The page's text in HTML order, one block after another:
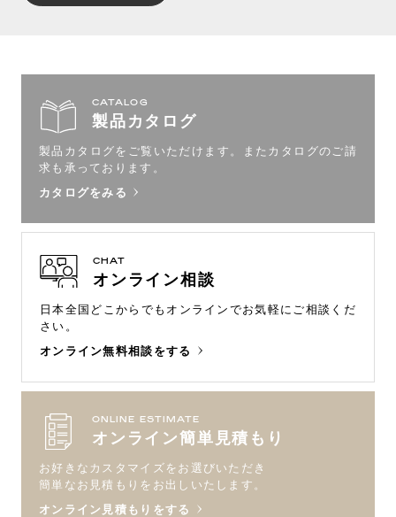
CATALOG
製品カタログ
製品カタログをご覧いただけます。
またカタログのご請
求も承っております。
カタログをみる
CHAT
オンライン相談
日本全国どこからでもオンラインでお気軽にご相談くだ
さい。
オンライン無料相談をする
ONLINE ESTIMATE
オンライン簡単見積もり
お好きなカスタマイズをお選びいただき
簡単なお見積もりをお出しいたします。
オンライン見積もりをする